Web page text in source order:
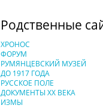
Родственные
ХРОНОС
ФОРУМ
РУМЯНЦЕВСКИЙ МУЗЕЙ
ДО 1917 ГОДА
РУССКОЕ ПОЛЕ
ДОКУМЕНТЫ XX ВЕКА
ИЗМЫ